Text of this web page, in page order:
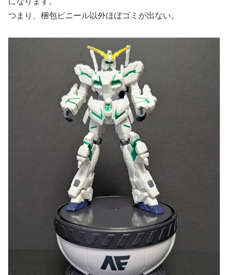
つまり、梱包ビニール以外ほぼゴミが出ない。